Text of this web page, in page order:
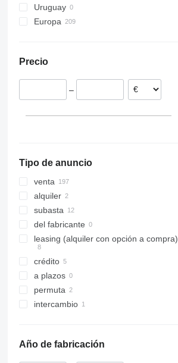
860
1200
1350
1930
2646
3246
3369
3394
4069
4394
Uruguay
Europa
Italia
Rumanía
Precio
–
Tipo de anuncio
venta
alquiler
subasta
del fabricante
leasing (alquiler con opción a compra)
crédito
a plazos
permuta
intercambio
Año de fabricación